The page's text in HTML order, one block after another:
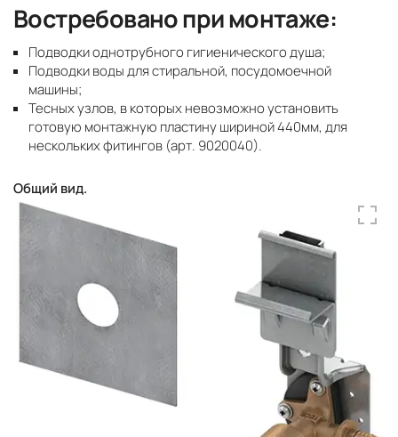
Востребовано при монтаже:
Подводки однотрубного гигиенического душа;
Подводки воды для стиральной, посудомоечной
машины;
Тесных узлов, в которых невозможно установить
готовую монтажную пластину шириной 440мм, для
нескольких фитингов (арт. 9020040).
Общий вид.